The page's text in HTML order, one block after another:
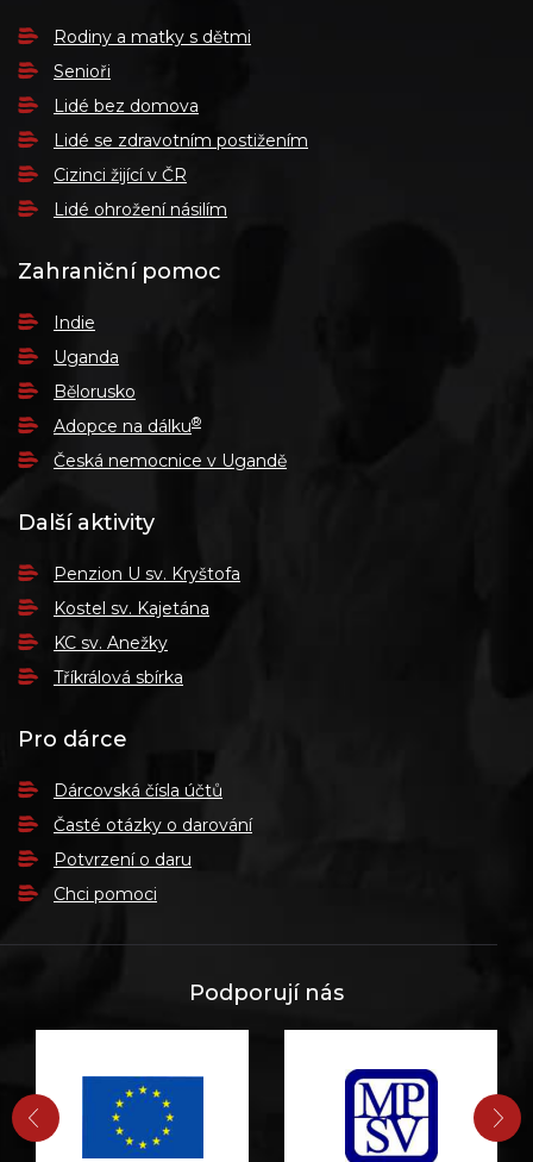
Rodiny a matky s dětmi
Senioři
Lidé bez domova
Lidé se zdravotním postižením
Cizinci žijící v ČR
Lidé ohrožení násilím
Zahraniční pomoc
Indie
Uganda
Bělorusko
Adopce na dálku®
Česká nemocnice v Ugandě
Další aktivity
Penzion U sv. Kryštofa
Kostel sv. Kajetána
KC sv. Anežky
Tříkrálová sbírka
Pro dárce
Dárcovská čísla účtů
Časté otázky o darování
Potvrzení o daru
Chci pomoci
Podporují nás
PŘEDCHOZÍ